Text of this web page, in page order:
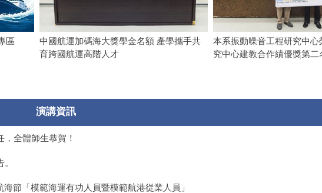
區
中國航運加碼海大獎學金名額 產學攜手共
育跨國航運高階人才
本系振動噪音工程研究中心
究中心建教合作績優獎第二
演講資訊
全體師生恭賀！
節「模範海運有功人員暨模範航港從業人員」